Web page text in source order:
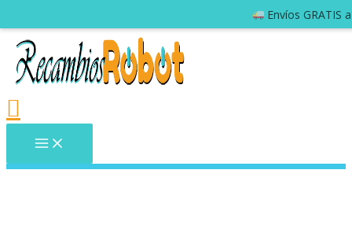
Envíos GRATIS